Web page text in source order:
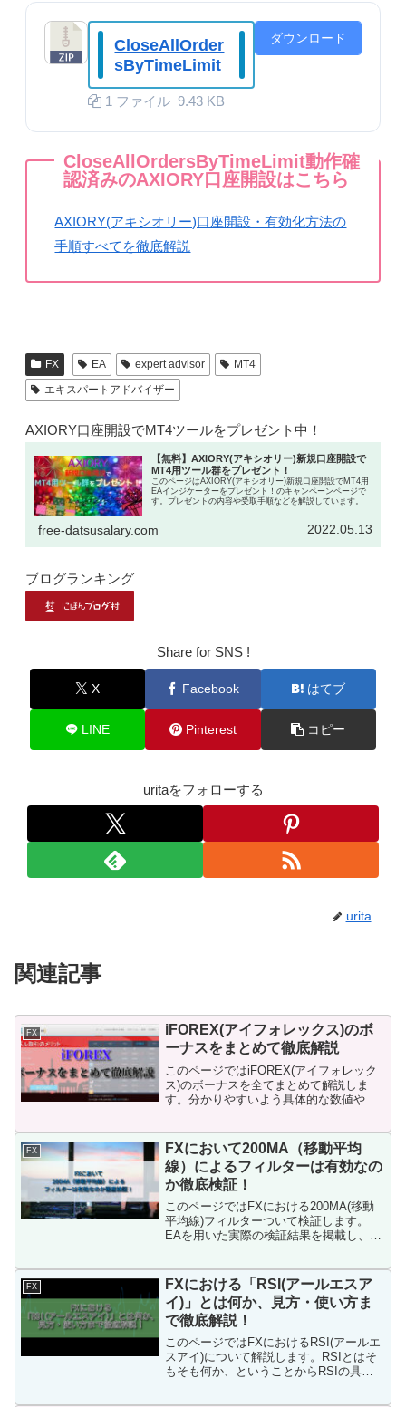
CloseAllOrder
sByTimeLimit
1 ファイル 9.43 KB
ダウンロード
CloseAllOrdersByTimeLimit動作確
認済みのAXIORY口座開設はこちら
AXIORY(アキシオリー)口座開設・有効化方法の
手順すべてを徹底解説
FX EA expert advisor
MT4
エキスパートアドバイザー
AXIORY口座開設でMT4ツールをプレゼント中！
【無料】AXIORY(アキシオリー)新規口座開設で
MT4用ツール群をプレゼント！
このページはAXIORY(アキシオリー)新規口座開設でMT4用
EAインジケーターをプレゼント！のキャンペーンページで
す。プレゼントの内容や受取手順などを解説しています。
free-datsusalary.com 2022.05.13
ブログランキング
Share for SNS !
X Facebook はてブ
LINE Pinterest コピー
uritaをフォローする
urita
関連記事
FX
iFOREX(アイフォレックス)のボ
ーナスをまとめて徹底解説
このページではiFOREX(アイフォレック
ス)のボーナスを全てまとめて解説しま
す。分かりやすいよう具体的な数値や例
ォレックス)のボーナスがどのようなもの
なのかが分かります。
FX
FXにおいて200MA（移動平均
線）によるフィルターは有効なの
か徹底検証！
このページではFXにおける200MA(移動
平均線)フィルターついて検証します。
EAを用いた実際の検証結果を掲載し、考
ようななものか、実際に勝てるのかどう
かが分かります。
FX
FXにおける「RSI(アールエスア
イ)」とは何か、見方・使い方ま
で徹底解説！
このページではFXにおけるRSI(アールエ
スアイ)について解説します。RSIとはそ
もそも何か、ということからRSIの具体